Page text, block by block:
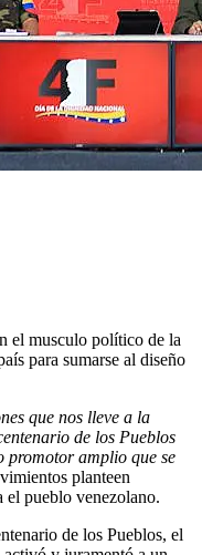
el musculo político de la
para sumarse al diseño
que nos lleve a la
de los Pueblos
promotor amplio que se
planteen
el pueblo venezolano.
de los Pueblos, el